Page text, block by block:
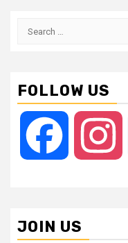
Search
FOLLOW US
Facebook
JOIN US